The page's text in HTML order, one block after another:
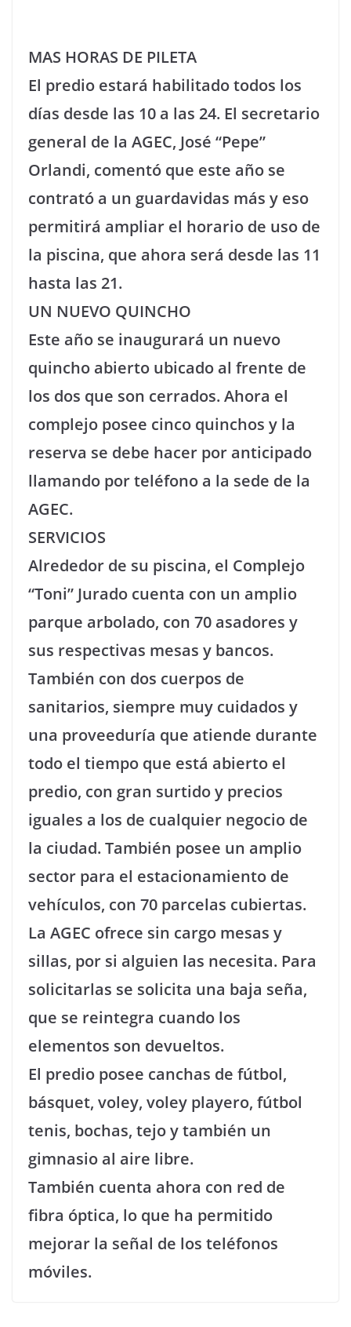
MAS HORAS DE PILETA
El predio estará habilitado todos los
días desde las 10 a las 24. El secretario
general de la AGEC, José “Pepe”
Orlandi, comentó que este año se
contrató a un guardavidas más y eso
permitirá ampliar el horario de uso de
la piscina, que ahora será desde las 11
hasta las 21.
UN NUEVO QUINCHO
Este año se inaugurará un nuevo
quincho abierto ubicado al frente de
los dos que son cerrados. Ahora el
complejo posee cinco quinchos y la
reserva se debe hacer por anticipado
llamando por teléfono a la sede de la
AGEC.
SERVICIOS
Alrededor de su piscina, el Complejo
“Toni” Jurado cuenta con un amplio
parque arbolado, con 70 asadores y
sus respectivas mesas y bancos.
También con dos cuerpos de
sanitarios, siempre muy cuidados y
una proveeduría que atiende durante
todo el tiempo que está abierto el
predio, con gran surtido y precios
iguales a los de cualquier negocio de
la ciudad. También posee un amplio
sector para el estacionamiento de
vehículos, con 70 parcelas cubiertas.
La AGEC ofrece sin cargo mesas y
sillas, por si alguien las necesita. Para
solicitarlas se solicita una baja seña,
que se reintegra cuando los
elementos son devueltos.
El predio posee canchas de fútbol,
básquet, voley, voley playero, fútbol
tenis, bochas, tejo y también un
gimnasio al aire libre.
También cuenta ahora con red de
fibra óptica, lo que ha permitido
mejorar la señal de los teléfonos
móviles.